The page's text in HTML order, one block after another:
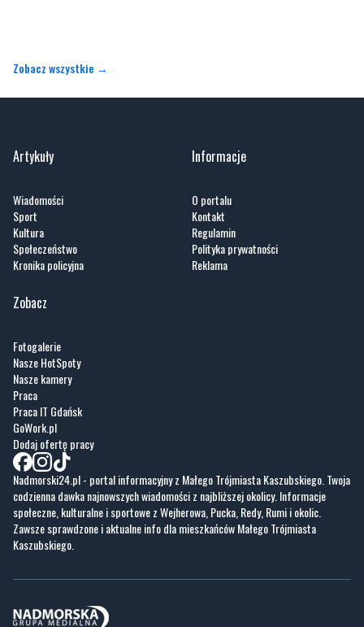
Zobacz wszystkie →
Artykuły
Wiadomości
Sport
Kultura
Społeczeństwo
Kronika policyjna
Informacje
O portalu
Kontakt
Regulamin
Polityka prywatności
Reklama
Zobacz
Fotogalerie
Nasze HotSpoty
Nasze kamery
Praca
Praca IT Gdańsk
GoWork.pl
Dodaj ofertę pracy
Nadmorski24.pl - portal informacyjny z Małego Trójmiasta Kaszubskiego. Twoja
codzienna dawka najnowszych wiadomości z najbliższej okolicy. Informacje
społeczne, kulturalne i sportowe z Wejherowa, Pucka, Redy, Rumi i okolic.
Zawsze sprawdzone i aktualne info dla mieszkańców Małego Trójmiasta
Kaszubskiego.